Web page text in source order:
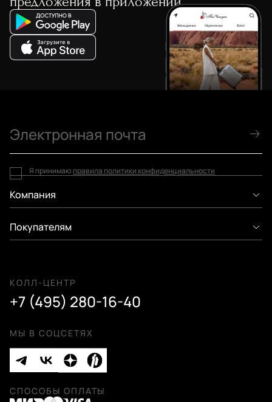
Компания
Покупателям
КОЛЛ-ЦЕНТР
+7 (495) 280-16-40
МЫ В СОЦСЕТЯХ
Я принимаю правила политики конфиденциальности
СПОСОБЫ ОПЛАТЫ